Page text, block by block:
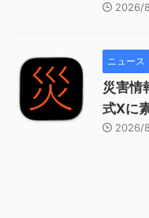
2026/
ニュース
災害情
式Xに
2026/